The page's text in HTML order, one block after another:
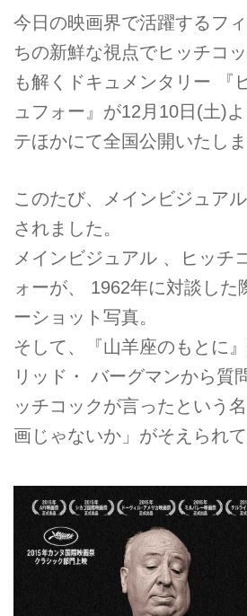
今日の映画界で活躍するフ
ちの新鮮な視点でヒッチコ
も解くドキュメンタリー 『
ュフォー』が12月10日(土)
テほかにて全国公開いたしま
このたび、メインビジュア
されました。
メインビジュアル 、ヒッチ
ォーが、 1962年に対談した
ーショット写真。
そして、『山羊座のもとに
リッド・ バーグマンから質
ッチコックが言ったという
画じゃないか」がそえられて